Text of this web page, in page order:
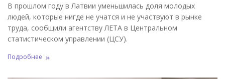
В прошлом году в Латвии уменьшилась доля молодых
людей, которые нигде не учатся и не участвуют в рынке
труда, сообщили агентству ЛЕТА в Центральном
статистическом управлении (ЦСУ).
Подробнее